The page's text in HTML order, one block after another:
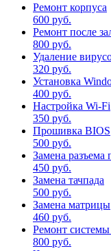
Ремонт корпуса
600 руб.
Ремонт после
800 руб.
Удаление
320 руб.
Установка
400 руб.
Настройка Wi-Fi
350 руб.
Прошивка BIOS
500 руб.
Замена разъема
450 руб.
Замена тачпада
500 руб.
Замена матрицы
460 руб.
Ремонт
800 руб.